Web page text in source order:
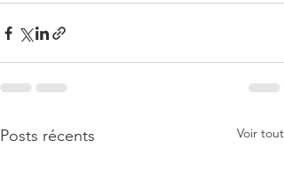
Posts récents Voir tout